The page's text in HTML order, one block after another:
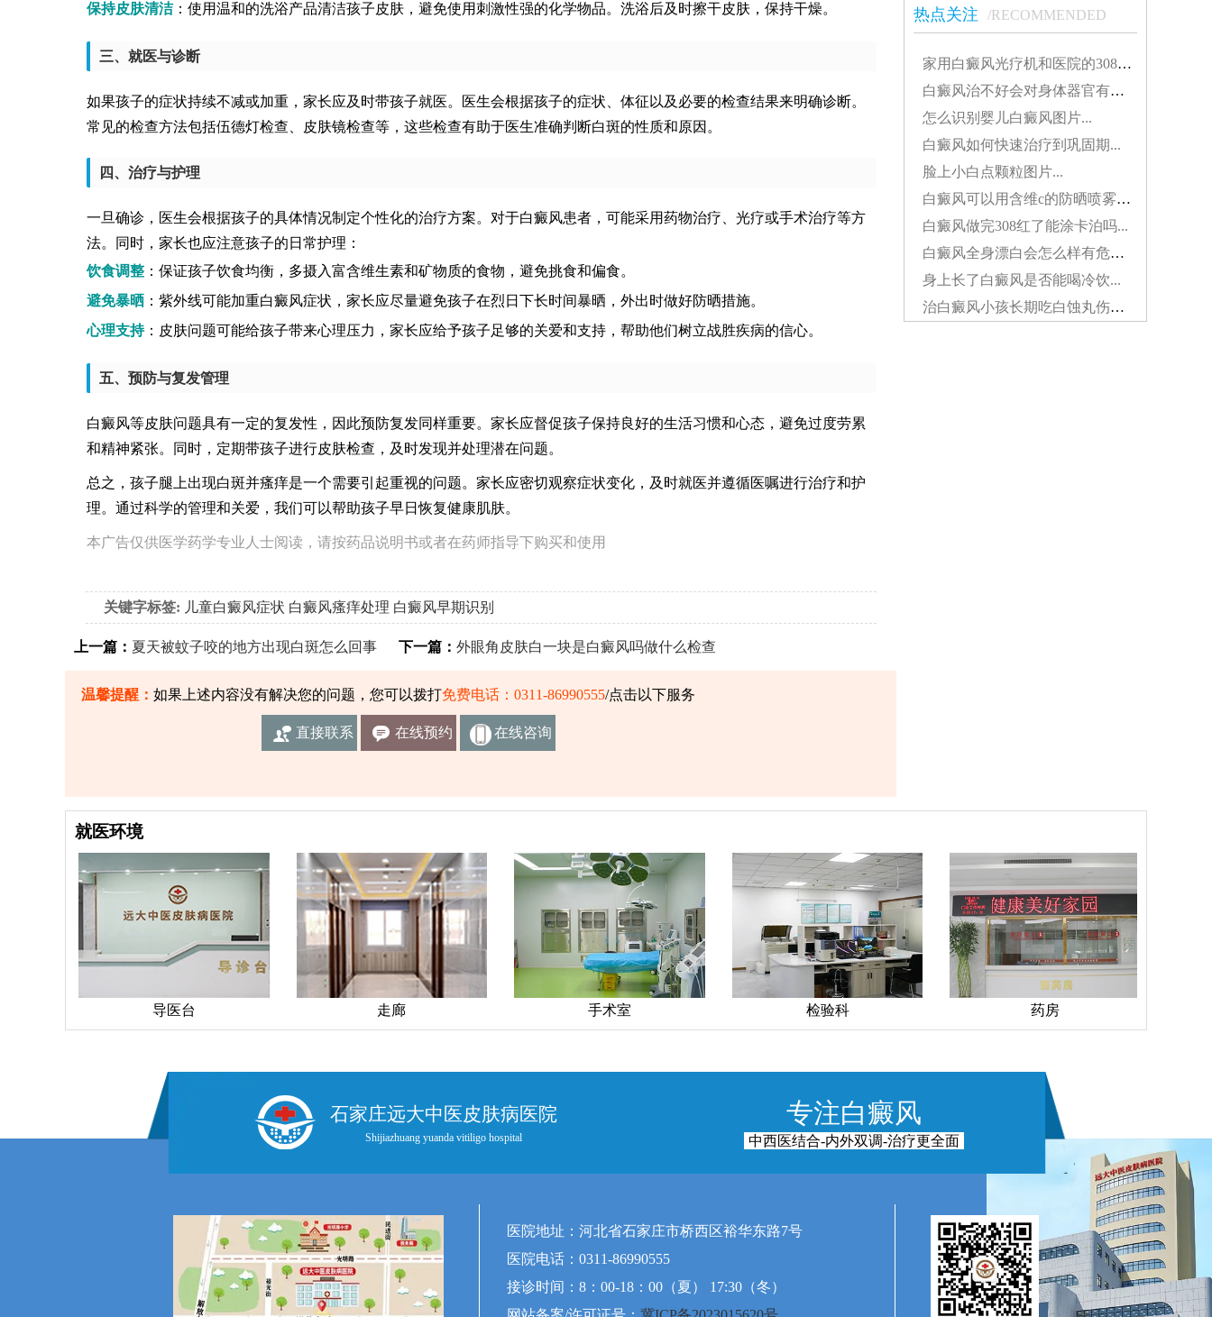
保持皮肤清洁：使用温和的洗浴产品清洁孩子皮肤，避免使用刺激性强的化学物品。洗浴后及时擦干皮肤，保持干燥。
三、就医与诊断
如果孩子的症状持续不减或加重，家长应及时带孩子就医。医生会根据孩子的症状、体征以及必要的检查结果来明确诊断。
常见的检查方法包括伍德灯检查、皮肤镜检查等，这些检查有助于医生准确判断白斑的性质和原因。
四、治疗与护理
一旦确诊，医生会根据孩子的具体情况制定个性化的治疗方案。对于白癜风患者，可能采用药物治疗、光疗或手术治疗等方
法。同时，家长也应注意孩子的日常护理：
饮食调整：保证孩子饮食均衡，多摄入富含维生素和矿物质的食物，避免挑食和偏食。
避免暴晒：紫外线可能加重白癜风症状，家长应尽量避免孩子在烈日下长时间暴晒，外出时做好防晒措施。
心理支持：皮肤问题可能给孩子带来心理压力，家长应给予孩子足够的关爱和支持，帮助他们树立战胜疾病的信心。
五、预防与复发管理
白癜风等皮肤问题具有一定的复发性，因此预防复发同样重要。家长应督促孩子保持良好的生活习惯和心态，避免过度劳累
和精神紧张。同时，定期带孩子进行皮肤检查，及时发现并处理潜在问题。
总之，孩子腿上出现白斑并瘙痒是一个需要引起重视的问题。家长应密切观察症状变化，及时就医并遵循医嘱进行治疗和护
理。通过科学的管理和关爱，我们可以帮助孩子早日恢复健康肌肤。
本广告仅供医学药学专业人士阅读，请按药品说明书或者在药师指导下购买和使用
关键字标签: 儿童白癜风症状 白癜风瘙痒处理 白癜风早期识别
上一篇： 夏天被蚊子咬的地方出现白斑怎么回事 下一篇： 外眼角皮肤白一块是白癜风吗做什么检查
温馨提醒：如果上述内容没有解决您的问题，您可以拨打免费电话：0311-86990555/点击以下服务
直接联系 在线预约 在线咨询
热点关注 /RECOMMENDED
家用白癜风光疗机和医院的308有什么不同...
白癜风治不好会对身体器官有影响吗...
怎么识别婴儿白癜风图片...
白癜风如何快速治疗到巩固期...
脸上小白点颗粒图片...
白癜风可以用含维c的防晒喷雾吗...
白癜风做完308红了能涂卡泊吗...
白癜风全身漂白会怎么样有危害吗...
身上长了白癜风是否能喝冷饮...
治白癜风小孩长期吃白蚀丸伤肝吗...
就医环境
导医台 走廊 手术室 检验科 药房
石家庄远大中医皮肤病医院
Shijiazhuang yuanda vitiligo hospital
专注白癜风
中西医结合-内外双调-治疗更全面
医院地址：河北省石家庄市桥西区裕华东路7号
医院电话：0311-86990555
接诊时间：8：00-18：00（夏） 17:30（冬）